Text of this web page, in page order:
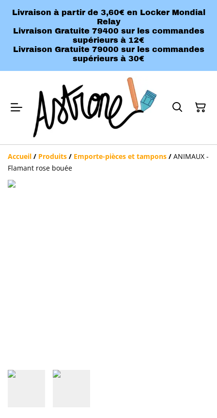
Livraison à partir de 3,60€ en Locker Mondial
Relay
Livraison Gratuite 79400 sur les commandes
supérieurs à 12€
Livraison Gratuite 79000 sur les commandes
supérieurs à 30€
Accueil / Produits / Emporte-pièces et tampons / ANIMAUX -
Flamant rose bouée